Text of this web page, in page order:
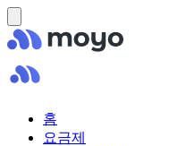
홈
요금제